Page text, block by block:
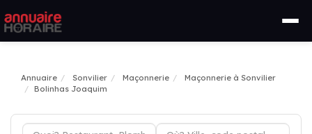
Annuaire Sonvilier Maçonnerie
Maçonnerie à Sonvilier
Bolinhas Joaquim